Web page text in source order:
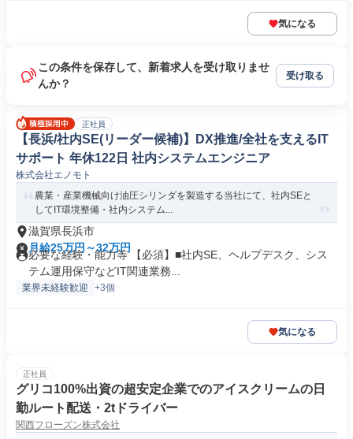
気になる
この条件を保存して、新着求人を受け取りませ
んか？
受け取る
正社員
【長浜/社内SE(リーダー候補)】DX推進/全社を支えるIT
サポート 年休122日 社内システムエンジニア
株式会社エノモト
農業・産業機械向け油圧シリンダを製造する当社にて、社内SEと
してIT環境整備・社内システム...
滋賀県長浜市
月給25万円～32万円
必要な経験・能力等 【必須】■社内SE、ヘルプデスク、シス
テム運用保守などIT関連業務...
業界未経験歓迎 +3個
気になる
正社員
グリコ100%出資の超安定企業でのアイスクリームの日
勤ルート配送・2tドライバー
関西フローズン株式会社